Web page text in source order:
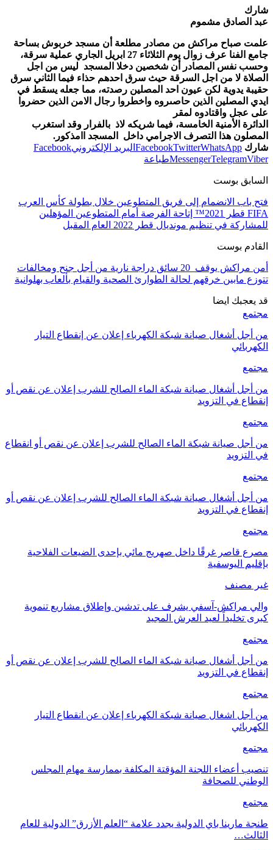
شارك
عبد الصادق مشموم
علمت صباح مراكش من مصادر مطلعة أن مسجد خربوش بساحة
جامع الفنا عرف زوال يوم الثلاثاء 27 ابريل الجاري عملية سرقة،
وحسب نفس المصادر أن شخصين دخلا المسجد ليس من اجل
الصلاة لا من اجل السرقة حيث سرق احدهم حذاء فيما الثاني سرق
حقيبة يدوية لكن عيون احد المصلين رصدته، مما جعله يسقط في
ايدي المصلين الذين حاصىروه واخطروا رجال الامن الذين حضروا
على عجل واقتادوه لمقر
الدائرة الأمنية الخامسة، فيما شريكه لاذ بالفرار وقد استغرب
المصلون هذا التصرف الاجرامي داخل المسجد اامذكور.
شارك
FacebookTwitterWhatsApp البريد الإلكترونيFacebook
MessengerTelegramViber طباعة
السابق بوست
فتح باب الانضمام إلى فريق المتطوعين خلال بطولة كأس العرب
FIFA قطر 2021™ إتاحة الفرصة أمام المتطوعين المؤهلين
للمشاركة في تنظيم مونديال قطر 2022 العام المقبل
القادم بوست
أمن مراكش يوقف 20 سائق دراجة نارية من أجل جنح ومخالفات
تتوزع مابين خرقهم لحالة الطوارئ الصحية والقيام بألعاب بهلوانية
قد يعجبك ايضا
مجتمع
من أجل أشغال صيانة شبكة الكهرباء إعلان عن إنقطاع التيار
الكهربائي
مجتمع
من أجل أشغال صيانة شبكة الماء الصالح للشرب إعلان عن نقص أو
إنقطاع في التزويد
مجتمع
من أجل صيانة شبكة الماء الصالح للشرب إعلان عن نقص أو انقطاع
في التزويد
مجتمع
من أجل أشغال صيانة شبكة الماء الصالح للشرب إعلان عن نقص أو
إنقطاع في التزويد
مجتمع
مصرع قاصر غرقًا داخل صهريج مائي بإحدى الضيعات الفلاحية
بإقليم اليوسفية
غير مصنف
والي مراكش-آسفي يشرف على تدشين وإطلاق مشاريع تنموية
كبرى تخليداً لعيد العرش المجيد
مجتمع
من أجل أشغال صيانة شبكة الماء الصالح للشرب إعلان عن نقص أو
إنقطاع في التزويد
مجتمع
من أجل اشغال صيانة شبكة الكهرباء إعلان عن انقطاع التيار
الكهربائي
مجتمع
تنصيب أعضاء اللجنة المؤقتة المكلفة بممارسة مهام المجلس
الوطني للصحافة
مجتمع
طنجة مارينا باي الدولية يجدد علامة “العلم الأزرق” الدولية للعام
الثالث…